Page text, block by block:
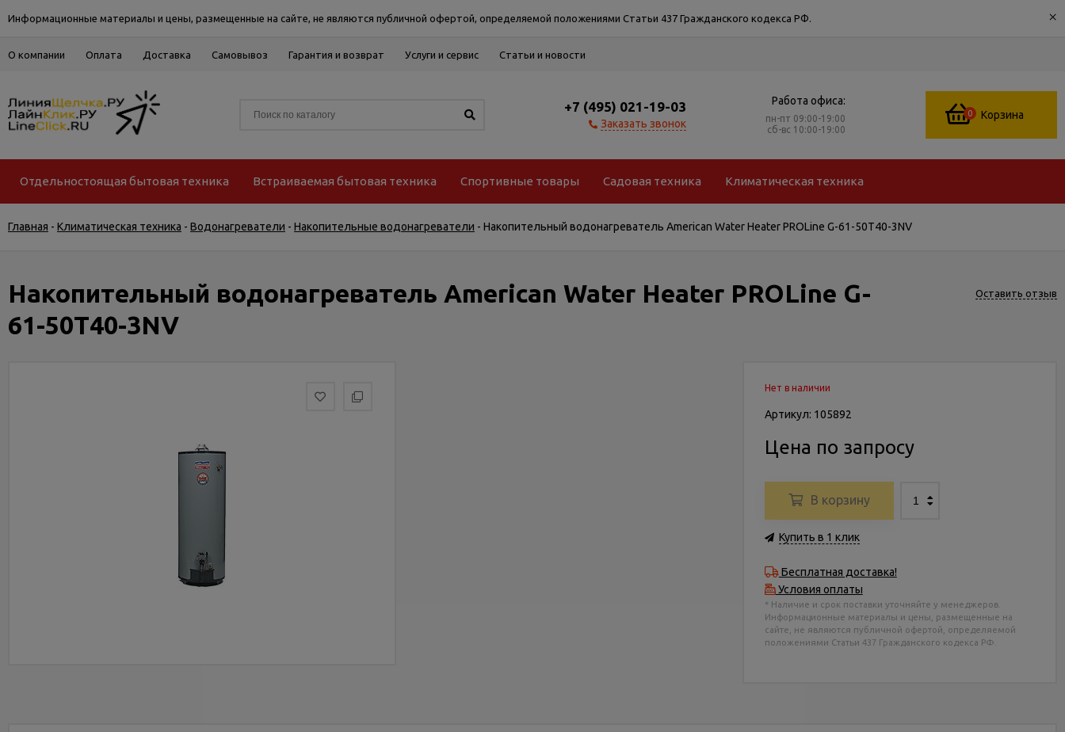
Информационные материалы и цены, размещенные на сайте, не являются публичной офертой, определяемой положениями Статьи 437 Гражданского кодекса РФ. ×
О компании Оплата Доставка Самовывоз Гарантия и возврат Услуги и сервис Статьи и новости
+7 (495) 021-19-03
Заказать звонок
Работа офиса:
пн-пт 09:00-19:00
сб-вс 10:00-19:00
0 Корзина
Отдельностоящая бытовая техника Встраиваемая бытовая техника Спортивные товары Садовая техника Климатическая техника
Главная - Климатическая техника - Водонагреватели - Накопительные водонагреватели - Накопительный водонагреватель American Water Heater PROLine G-61-50T40-3NV
Накопительный водонагреватель American Water Heater PROLine G-
61-50T40-3NV
Оставить отзыв
Нет в наличии
Артикул: 105892
Цена по запросу
В корзину
Купить в 1 клик
Бесплатная доставка!
Условия оплаты
* Наличие и срок поставки уточняйте у менеджеров.
Информационные материалы и цены, размещенные на
сайте, не являются публичной офертой, определяемой
положениями Статьи 437 Гражданского кодекса РФ.